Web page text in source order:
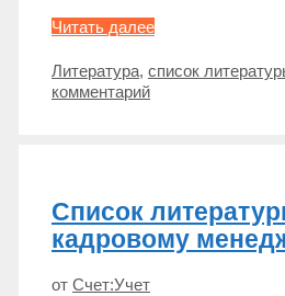
Читать далееСписок
по
Метки
Литература, список
комментарий
Список
кадровому
от Счет:Учет